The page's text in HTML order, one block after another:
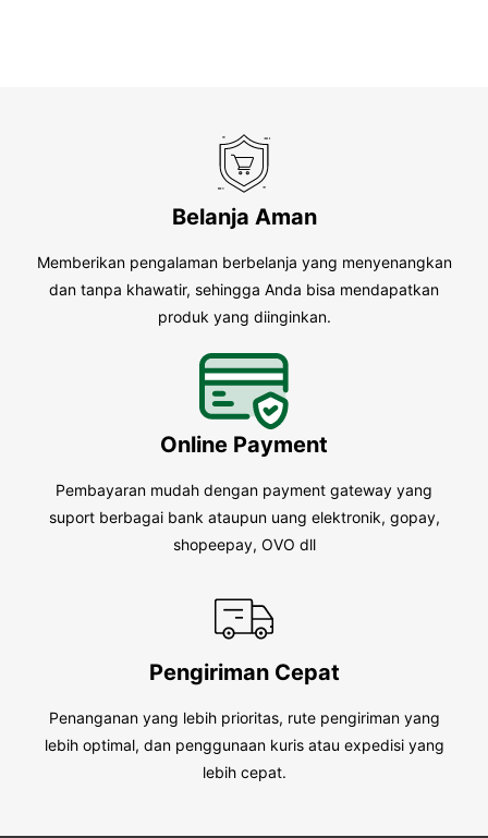
Belanja Aman
Memberikan pengalaman berbelanja yang menyenangkan
dan tanpa khawatir, sehingga Anda bisa mendapatkan
produk yang diinginkan.
Online Payment
Pembayaran mudah dengan payment gateway yang
suport berbagai bank ataupun uang elektronik, gopay,
shopeepay, OVO dll
Pengiriman Cepat
Penanganan yang lebih prioritas, rute pengiriman yang
lebih optimal, dan penggunaan kuris atau expedisi yang
lebih cepat.